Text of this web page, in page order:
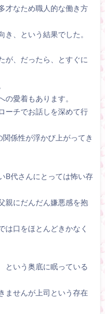
才なため職人的な働き方
、という結果でした。
が、だったら、とすぐに
の愛着もあります。
ーチでお話しを深めて行
係性が浮かび上がってき
B代さんにとっては怖い存
親にだんだん嫌悪感を抱
は口をほとんどきかなく
いう奥底に眠っている
ませんが上司という存在